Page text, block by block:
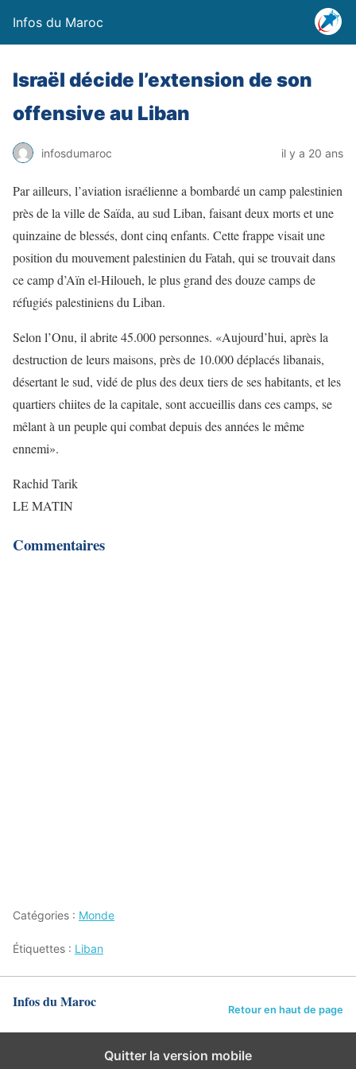
Infos du Maroc
Israël décide l’extension de son
offensive au Liban
infosdumaroc il y a 20 ans
Par ailleurs, l’aviation israélienne a bombardé un camp palestinien
près de la ville de Saïda, au sud Liban, faisant deux morts et une
quinzaine de blessés, dont cinq enfants. Cette frappe visait une
position du mouvement palestinien du Fatah, qui se trouvait dans
ce camp d’Aïn el-Hiloueh, le plus grand des douze camps de
réfugiés palestiniens du Liban.
Selon l’Onu, il abrite 45.000 personnes. «Aujourd’hui, après la
destruction de leurs maisons, près de 10.000 déplacés libanais,
désertant le sud, vidé de plus des deux tiers de ses habitants, et les
quartiers chiites de la capitale, sont accueillis dans ces camps, se
mêlant à un peuple qui combat depuis des années le même
ennemi».
Rachid Tarik
LE MATIN
Commentaires
Catégories : Monde
Étiquettes : Liban
Infos du Maroc Retour en haut de page
Quitter la version mobile